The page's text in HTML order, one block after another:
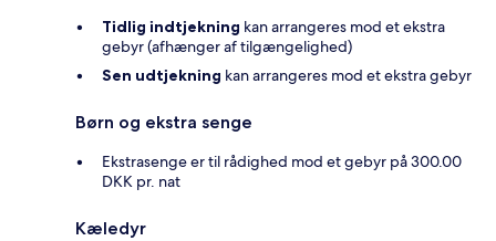
Tidlig indtjekning kan arrangeres mod et ekstra
gebyr (afhænger af tilgængelighed)
Sen udtjekning kan arrangeres mod et ekstra gebyr
Børn og ekstra senge
Ekstrasenge er til rådighed mod et gebyr på 300.00
DKK pr. nat
Kæledyr